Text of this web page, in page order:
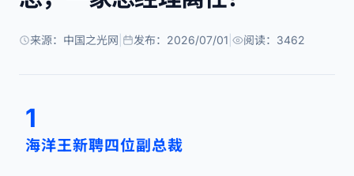
来源：中国之光网 发布：2026/07/01 阅读：3462
1
海洋王新聘四位副总裁